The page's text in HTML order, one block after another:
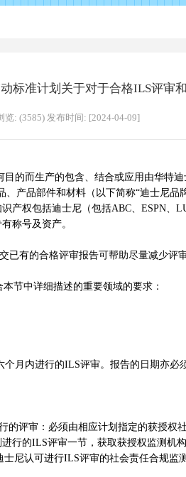
标准计划关于对于合格ILS评审
览: (3585) 发布时间: [2024-04-09]
而生产的包含、结合或应用由华特迪
产品部件和材料（以下简称“迪士尼品
产权包括迪士尼（包括ABC、ESPN、
称号及资产。
有的合格评审报告可帮助尽量减少评
节中详细描述的重要领域的要求：
内进行的ILS评审。报告的日期亦必
评审：必须由相应计划指定的获授权
行的ILS评审一节，获取获授权监测机
认可进行ILS评审的社会责任合规监